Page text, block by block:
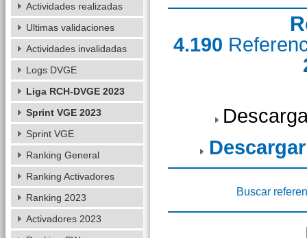
4.190
Buscar
Actividades realizadas
Ultimas validaciones
Actividades invalidadas
Logs DVGE
Liga RCH-DVGE 2023
Sprint VGE 2023
Sprint VGE
Ranking General
Ranking Activadores
Ranking 2023
Activadores 2023